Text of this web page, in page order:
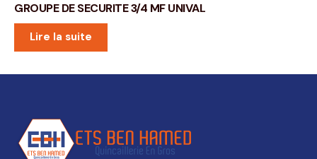
GROUPE DE SECURITE 3/4 MF UNIVAL
Lire la suite